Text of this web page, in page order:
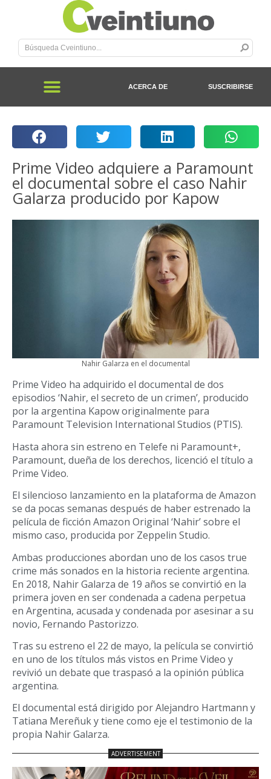
ACERCA DE SUSCRIBIRSE
Prime Video adquiere a Paramount
el documental sobre el caso Nahir
Galarza producido por Kapow
Nahir Galarza en el documental
Prime Video ha adquirido el documental de dos
episodios ‘Nahir, el secreto de un crimen’, producido
por la argentina Kapow originalmente para
Paramount Television International Studios (PTIS).
Hasta ahora sin estreno en Telefe ni Paramount+,
Paramount, dueña de los derechos, licenció el título a
Prime Video.
El silencioso lanzamiento en la plataforma de Amazon
se da pocas semanas después de haber estrenado la
película de ficción Amazon Original ‘Nahir’ sobre el
mismo caso, producida por Zeppelin Studio.
Ambas producciones abordan uno de los casos true
crime más sonados en la historia reciente argentina.
En 2018, Nahir Galarza de 19 años se convirtió en la
primera joven en ser condenada a cadena perpetua
en Argentina, acusada y condenada por asesinar a su
novio, Fernando Pastorizzo.
Tras su estreno el 22 de mayo, la película se convirtió
en uno de los títulos más vistos en Prime Video y
revivió un debate que traspasó a la opinión pública
argentina.
El documental está dirigido por Alejandro Hartmann y
Tatiana Mereñuk y tiene como eje el testimonio de la
propia Nahir Galarza.